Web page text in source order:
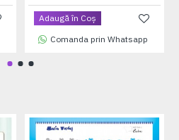
Adaugă în Coş
Comanda prin Whatsapp